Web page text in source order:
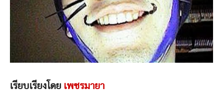
เรียบเรียงโดย เพชรมายา